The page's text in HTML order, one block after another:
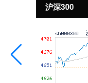
沪深300